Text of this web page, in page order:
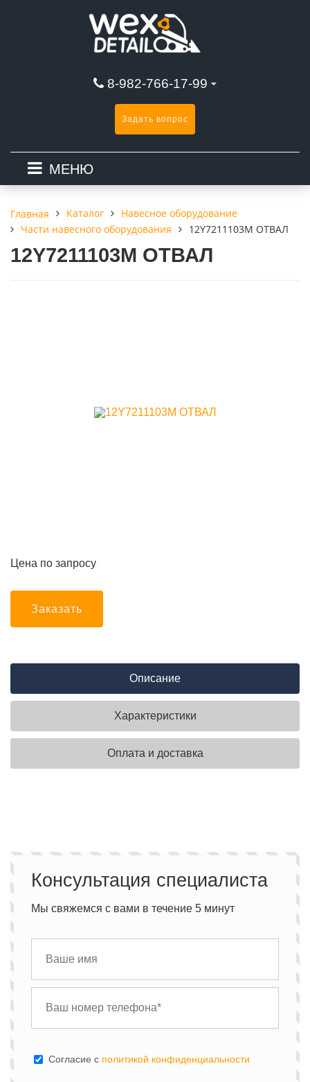
8-982-766-17-99
Задать вопрос
МЕНЮ
Главная Каталог
Навесное оборудование
Части навесного оборудования
12Y7211103M ОТВАЛ
12Y7211103M ОТВАЛ
Цена по запросу
Заказать
Описание
Характеристики
Оплата и доставка
Консультация специалиста
Мы свяжемся с вами в течение 5 минут
Cогласие с политикой конфиденциальности